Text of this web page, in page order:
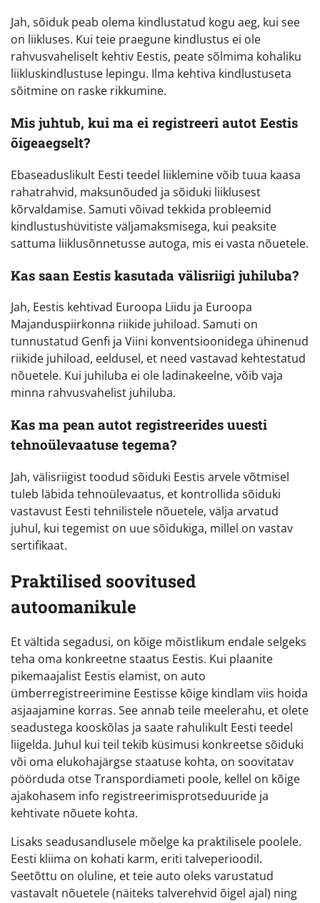
Jah, sõiduk peab olema kindlustatud kogu aeg, kui see
on liikluses. Kui teie praegune kindlustus ei ole
rahvusvaheliselt kehtiv Eestis, peate sõlmima kohaliku
liikluskindlustuse lepingu. Ilma kehtiva kindlustuseta
sõitmine on raske rikkumine.
Mis juhtub, kui ma ei registreeri autot Eestis
õigeaegselt?
Ebaseaduslikult Eesti teedel liiklemine võib tuua kaasa
rahatrahvid, maksunõuded ja sõiduki liiklusest
kõrvaldamise. Samuti võivad tekkida probleemid
kindlustushüvitiste väljamaksmisega, kui peaksite
sattuma liiklusõnnetusse autoga, mis ei vasta nõuetele.
Kas saan Eestis kasutada välisriigi juhiluba?
Jah, Eestis kehtivad Euroopa Liidu ja Euroopa
Majanduspiirkonna riikide juhiload. Samuti on
tunnustatud Genfi ja Viini konventsioonidega ühinenud
riikide juhiload, eeldusel, et need vastavad kehtestatud
nõuetele. Kui juhiluba ei ole ladinakeelne, võib vaja
minna rahvusvahelist juhiluba.
Kas ma pean autot registreerides uuesti
tehnoülevaatuse tegema?
Jah, välisriigist toodud sõiduki Eestis arvele võtmisel
tuleb läbida tehnoülevaatus, et kontrollida sõiduki
vastavust Eesti tehnilistele nõuetele, välja arvatud
juhul, kui tegemist on uue sõidukiga, millel on vastav
sertifikaat.
Praktilised soovitused
autoomanikule
Et vältida segadusi, on kõige mõistlikum endale selgeks
teha oma konkreetne staatus Eestis. Kui plaanite
pikemaajalist Eestis elamist, on auto
ümberregistreerimine Eestisse kõige kindlam viis hoida
asjaajamine korras. See annab teile meelerahu, et olete
seadustega kooskõlas ja saate rahulikult Eesti teedel
liigelda. Juhul kui teil tekib küsimusi konkreetse sõiduki
või oma elukohajärgse staatuse kohta, on soovitatav
pöörduda otse Transpordiameti poole, kellel on kõige
ajakohasem info registreerimisprotseduuride ja
kehtivate nõuete kohta.
Lisaks seadusandlusele mõelge ka praktilisele poolele.
Eesti kliima on kohati karm, eriti talveperioodil.
Seetõttu on oluline, et teie auto oleks varustatud
vastavalt nõuetele (näiteks talverehvid õigel ajal) ning